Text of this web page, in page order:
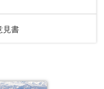
見書